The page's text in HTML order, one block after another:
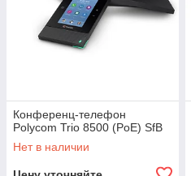
Конференц-телефон
Polycom Trio 8500 (PoE) SfB
Нет в наличии